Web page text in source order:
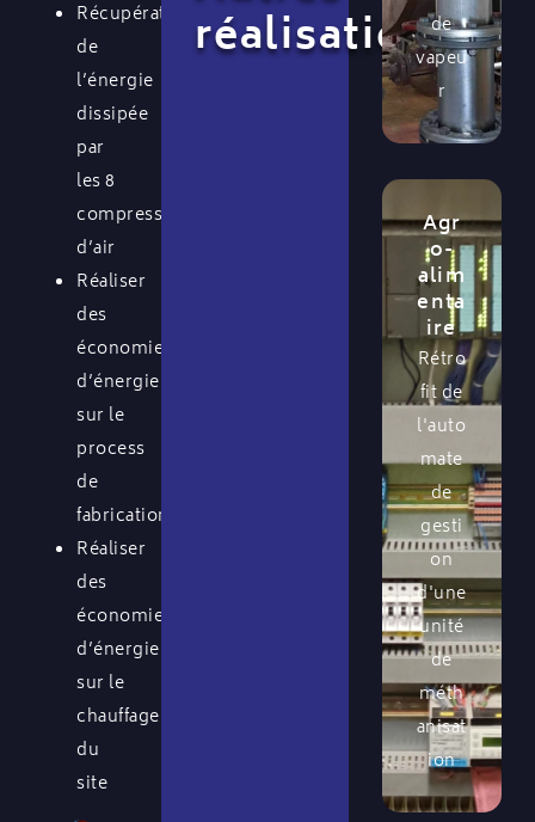
Récupération
de
l’énergie
dissipée
par
les 8
compresseurs
d’air
Réaliser
des
économies
d’énergie
sur le
process
de
fabrication
Réaliser
des
économies
d’énergie
sur le
chauffage
du
site
réalisations
de
vapeu
r
Agr
o-
alim
enta
ire
Rétro
fit de
l'auto
mate
de
gesti
on
d'une
unité
de
méth
anisat
ion